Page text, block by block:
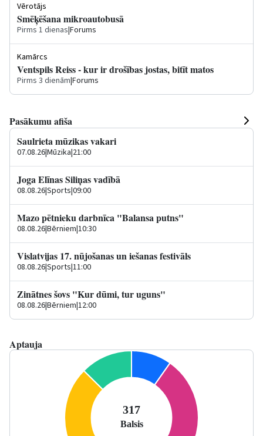
Vērotājs
Smēķēšana mikroautobusā
Pirms 1 dienas|Forums
Kamārcs
Ventspils Reiss - kur ir drošības jostas, bitīt matos
Pirms 3 dienām|Forums
Pasākumu afiša
Saulrieta mūzikas vakari
07.08.26|Mūzika|21:00
Joga Elīnas Siliņas vadībā
08.08.26|Sports|09:00
Mazo pētnieku darbnīca "Balansa putns"
08.08.26|Bērniem|10:30
Vislatvijas 17. nūjošanas un iešanas festivāls
08.08.26|Sports|11:00
Zinātnes šovs "Kur dūmi, tur uguns"
08.08.26|Bērniem|12:00
Aptauja